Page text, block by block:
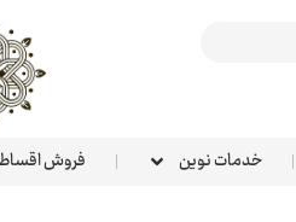
خدمات نوین فروش